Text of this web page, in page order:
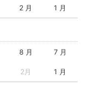
2 月 1 月
8 月 7 月
2月 1 月